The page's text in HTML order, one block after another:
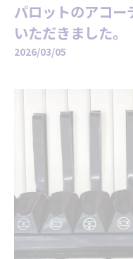
パロットのアコー
いただきました。
2026/03/05